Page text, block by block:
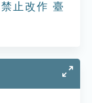
止改作 臺